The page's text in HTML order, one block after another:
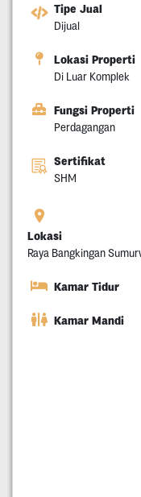
Tipe Jual
Dijual
Lokasi Properti
Di Luar Komplek
Fungsi Properti
Perdagangan
Sertifikat
SHM
Lokasi
Raya Bangkingan
Kamar Tidur
Kamar Mandi